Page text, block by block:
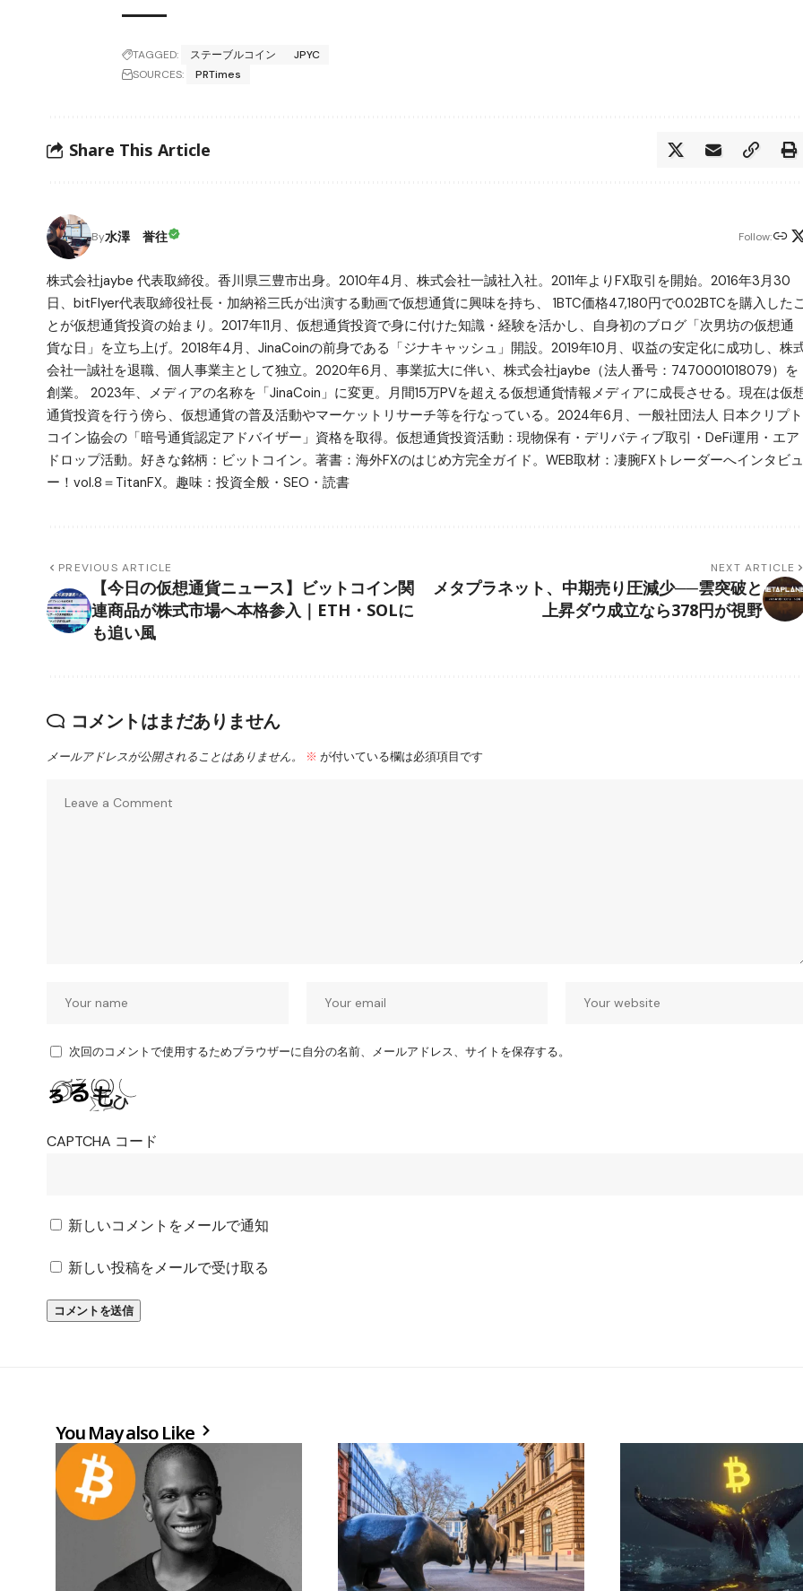
TAGGED: ステーブルコイン
JPYC
SOURCES:
PRTimes
Share This Article
By水澤 誉往 Follow:
株式会社jaybe 代表取締役。香川県三豊市出身。2010年4月、株式会社一誠社入社。2011年よりFX取引を開始。2016年3月30
日、bitFlyer代表取締役社長・加納裕三氏が出演する動画で仮想通貨に興味を持ち、 1BTC価格47,180円で0.02BTCを購入した
とが仮想通貨投資の始まり。2017年11月、仮想通貨投資で身に付けた知識・経験を活かし、自身初のブログ「次男坊の仮想通
貨な日」を立ち上げ。2018年4月、JinaCoinの前身である「ジナキャッシュ」開設。2019年10月、収益の安定化に成功し、株
会社一誠社を退職、個人事業主として独立。2020年6月、事業拡大に伴い、株式会社jaybe（法人番号：7470001018079）を
創業。 2023年、メディアの名称を「JinaCoin」に変更。月間15万PVを超える仮想通貨情報メディアに成長させる。現在は仮
通貨投資を行う傍ら、仮想通貨の普及活動やマーケットリサーチ等を行なっている。2024年6月、一般社団法人 日本クリプト
コイン協会の「暗号通貨認定アドバイザー」資格を取得。仮想通貨投資活動：現物保有・デリバティブ取引・DeFi運用・エア
ドロップ活動。好きな銘柄：ビットコイン。著書：海外FXのはじめ方完全ガイド。WEB取材：凄腕FXトレーダーへインタビュ
ー！vol.8＝TitanFX。趣味：投資全般・SEO・読書
PREVIOUS ARTICLE
【今日の仮想通貨ニュース】ビットコイン関
連商品が株式市場へ本格参入｜ETH・SOLに
も追い風
NEXT ARTICLE
メタプラネット、中期売り圧減少──雲突破と
上昇ダウ成立なら378円が視野
コメントはまだありません
メールアドレスが公開されることはありません。 ※ が付いている欄は必須項目です
次回のコメントで使用するためブラウザーに自分の名前、メールアドレス、サイトを保存する。
CAPTCHA コード
新しいコメントをメールで通知
新しい投稿をメールで受け取る
You May also Like